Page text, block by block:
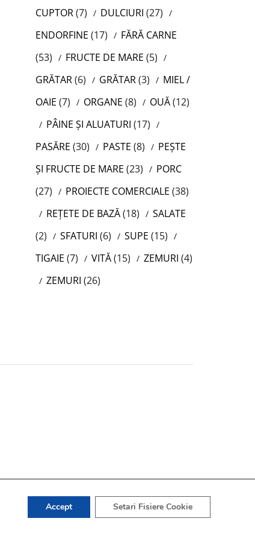
CUPTOR(7) DULCIURI (27)
ENDORFINE (17)
FĂRĂ CARNE
(53)
FRUCTE DE MARE (5)
GRĂTAR(6) GRĂTAR(3)
MIEL /
OAIE (7) ORGANE (8) OUĂ(12)
PÂINE ȘI ALUATURI (17)
PASĂRE (30) PASTE (8)
PEȘTE
ȘI FRUCTE DE MARE (23)
PORC
(27)
PROIECTE COMERCIALE (38)
REȚETE DE BAZĂ(18)
SALATE
(2)
SFATURI (6) SUPE (15)
TIGAIE (7) VITĂ(15) ZEMURI (4)
ZEMURI (26)
Accept Setari Fisiere Cookie